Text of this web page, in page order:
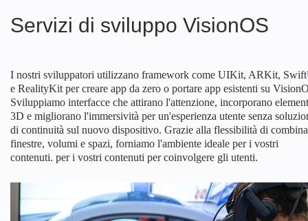
Servizi di sviluppo VisionOS
I nostri sviluppatori utilizzano framework come UIKit, ARKit,
e RealityKit per creare app da zero o portare app esistenti su
Sviluppiamo interfacce che attirano l'attenzione, incorporano
3D e migliorano l'immersività per un'esperienza utente senza
di continuità sul nuovo dispositivo. Grazie alla flessibilità di
finestre, volumi e spazi, forniamo l'ambiente ideale per i vostri
contenuti. per i vostri contenuti per coinvolgere gli utenti.